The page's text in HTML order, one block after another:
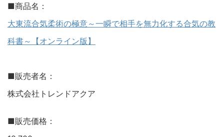
■商品名：
大東流合気柔術の極意～一瞬で相手を無力化する合気の教
科書～【オンライン版】
■販売者名：
株式会社トレンドアクア
■販売価格：